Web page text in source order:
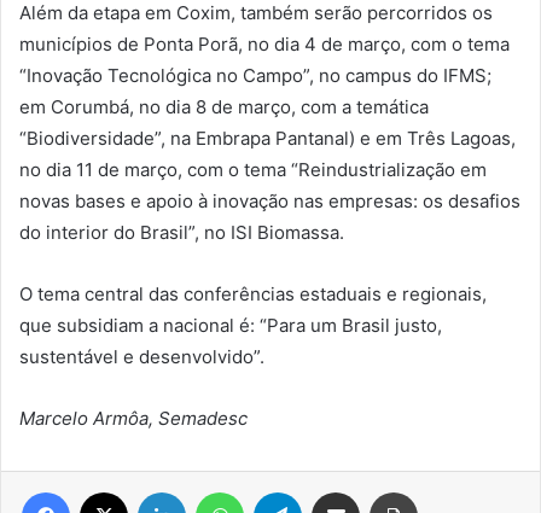
Além da etapa em Coxim, também serão percorridos os
municípios de Ponta Porã, no dia 4 de março, com o tema
“Inovação Tecnológica no Campo”, no campus do IFMS;
em Corumbá, no dia 8 de março, com a temática
“Biodiversidade”, na Embrapa Pantanal) e em Três Lagoas,
no dia 11 de março, com o tema “Reindustrialização em
novas bases e apoio à inovação nas empresas: os desafios
do interior do Brasil”, no ISI Biomassa.
O tema central das conferências estaduais e regionais,
que subsidiam a nacional é: “Para um Brasil justo,
sustentável e desenvolvido”.
Marcelo Armôa, Semadesc
Facebook Linkedin WhatsAppTelegram Compartilhar via e-mail